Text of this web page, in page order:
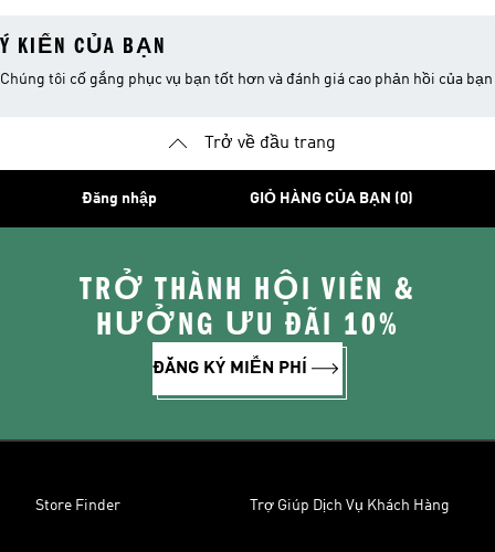
Ý KIẾN CỦA BẠN
Chúng tôi cố gắng phục vụ bạn tốt hơn và đánh giá cao phản hồi của bạn
Trở về đầu trang
Đăng nhập GIỎ HÀNG CỦA BẠN (0)
TRỞ THÀNH HỘI VIÊN &
HƯỞNG ƯU ĐÃI 10%
ĐĂNG KÝ MIỄN PHÍ
Store Finder Trợ Giúp Dịch Vụ Khách Hàng